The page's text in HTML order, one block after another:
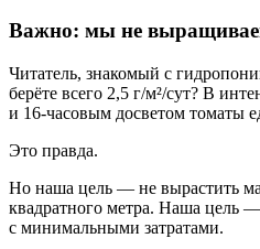
Важно: мы не
Читатель, знакомый с
берёте всего 2,5 г/м²/сут? В
и 16-часовым досветом томаты
Это правда.
Но наша цель — не вырастить
квадратного метра. Наша цель
с минимальными затратами.